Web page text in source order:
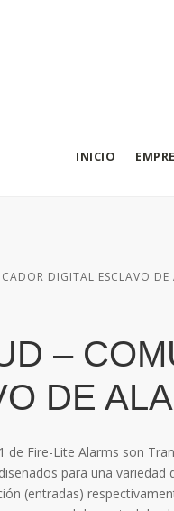
INICIO
DIGITAL ESCLAVO DE
–
DE
de Fire-Lite Alarms son
para una
(entradas)